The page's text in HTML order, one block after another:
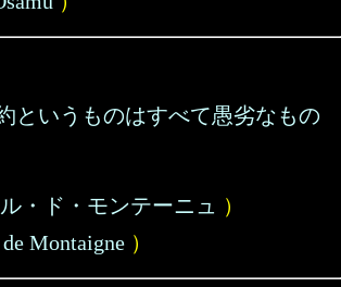
というものはすべて愚劣なもの
・ド・モンテーニュ
）
Montaigne ）